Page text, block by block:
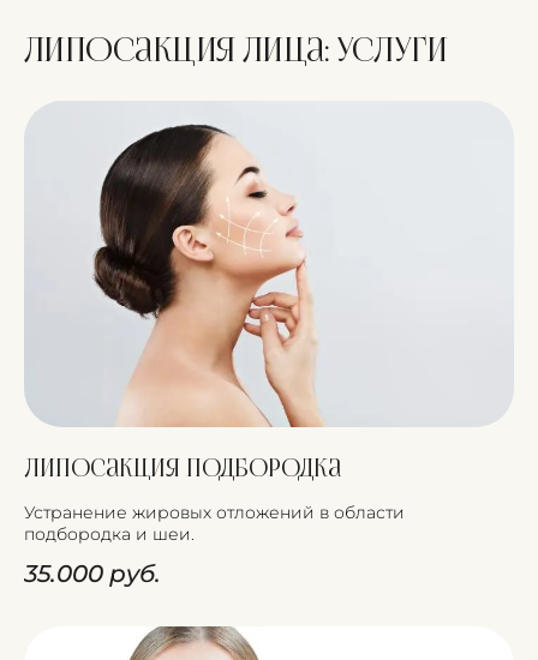
Липосакция лица: услуги
Липосакция подбородка
Устранение жировых отложений в области
подбородка и шеи.
35.000 руб.